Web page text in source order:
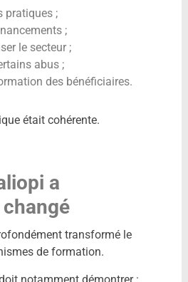
pratiques ;
;
le secteur ;
abus ;
des bénéficiaires.
était cohérente.
a
transformé le
de formation.